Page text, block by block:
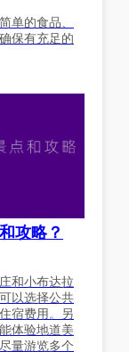
单的食品、
保有充足的
攻略？
和小布达拉
以选择公共
宿费用。另
体验地道美
量游览多个